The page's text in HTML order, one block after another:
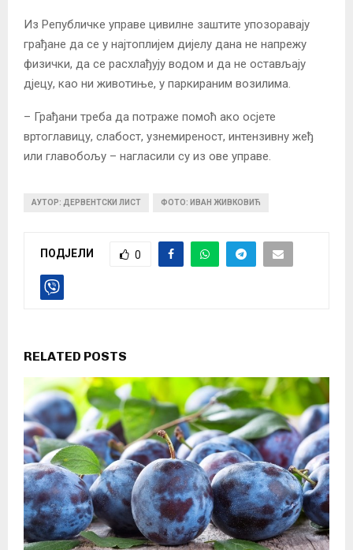
Из Републичке управе цивилне заштите упозоравају
грађане да се у најтоплијем дијелу дана не напрежу
физички, да се расхлађују водом и да не остављају
дјецу, као ни животиње, у паркираним возилима.
– Грађани треба да потраже помоћ ако осјете
вртоглавицу, слабост, узнемиреност, интензивну жеђ
или главобољу – нагласили су из ове управе.
АУТОР: ДЕРВЕНТСКИ ЛИСТ ФОТО: ИВАН ЖИВКОВИЋ
ПОДЈЕЛИ 0
RELATED POSTS